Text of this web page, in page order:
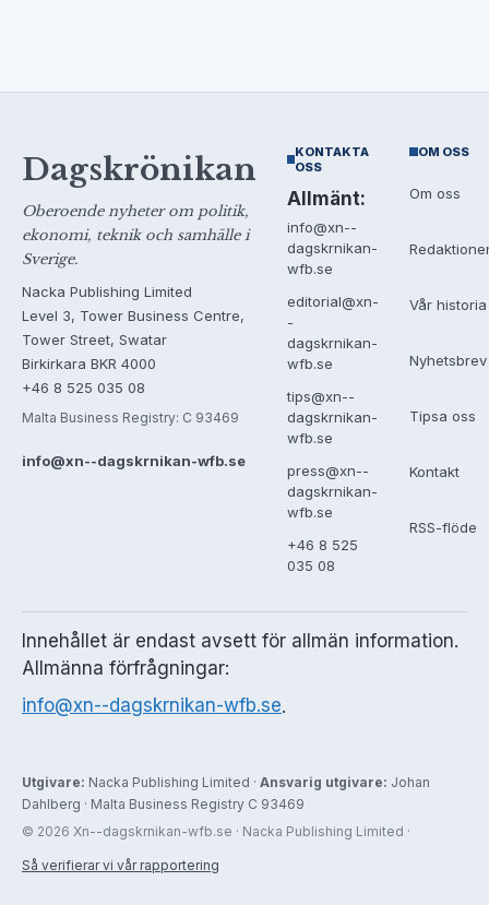
Dagskrönikan
Oberoende nyheter om politik,
ekonomi, teknik och samhälle i
Sverige.
Nacka Publishing Limited
Level 3, Tower Business Centre,
Tower Street, Swatar
Birkirkara BKR 4000
+46 8 525 035 08
Malta Business Registry: C 93469
info@xn--dagskrnikan-wfb.se
KONTAKTA
OSS
Allmänt:
info@xn--
dagskrnikan-
wfb.se
editorial@xn-
-
dagskrnikan-
wfb.se
tips@xn--
dagskrnikan-
wfb.se
press@xn--
dagskrnikan-
wfb.se
+46 8 525
035 08
OM OSS
Om oss
Vår historia
Nyhetsbrev
Tipsa oss
Kontakt
RSS-flöde
Innehållet är endast avsett för allmän information.
Allmänna förfrågningar:
info@xn--dagskrnikan-wfb.se.
Utgivare: Nacka Publishing Limited · Ansvarig utgivare: Johan
Dahlberg · Malta Business Registry C 93469
© 2026 Xn--dagskrnikan-wfb.se · Nacka Publishing Limited ·
Så verifierar vi vår rapportering